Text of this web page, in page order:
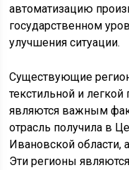
автоматизацию
государственном
улучшения ситуации.
Существующие
текстильной и
являются важным
отрасль получила в
Ивановской области,
Эти регионы